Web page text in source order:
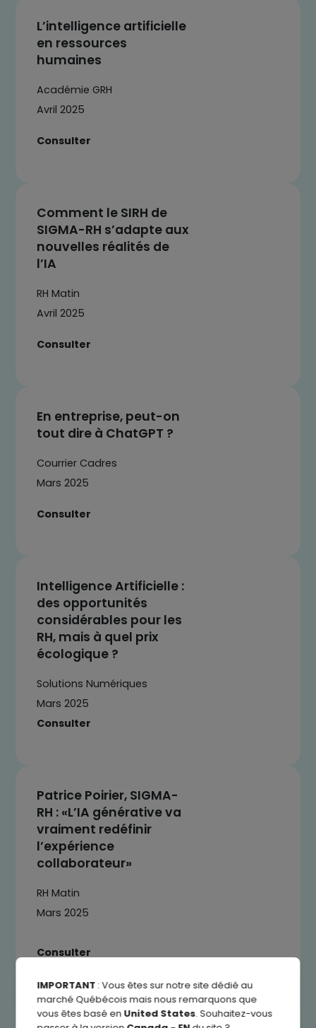
L’intelligence artificielle
en ressources
humaines
Académie GRH
Avril 2025
Consulter
Comment le SIRH de
SIGMA-RH s’adapte aux
nouvelles réalités de
l’IA
RH Matin
Avril 2025
Consulter
En entreprise, peut-on
tout dire à ChatGPT ?
Courrier Cadres
Mars 2025
Consulter
Intelligence Artificielle :
des opportunités
considérables pour les
RH, mais à quel prix
écologique ?
Solutions Numériques
Mars 2025
Consulter
Patrice Poirier, SIGMA-
RH : «L’IA générative va
vraiment redéfinir
l’expérience
collaborateur»
RH Matin
Mars 2025
Consulter
IMPORTANT : Vous êtes sur notre site dédié au
marché Québécois mais nous remarquons que
vous êtes basé en United States. Souhaitez-vous